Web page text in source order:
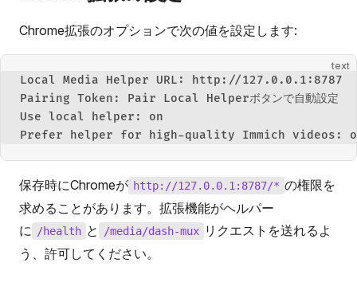
Chrome拡張のオプションで次の値を設定します:
text
Local Media Helper URL: http://127.0.0.1:8787
Pairing Token: Pair Local Helperボタンで自動設定
Use local helper: on
Prefer helper for high-quality Immich videos:
保存時にChromeが http://127.0.0.1:8787/* の権限を
求めることがあります。拡張機能がヘルパー
に /health と /media/dash-mux リクエストを送れるよ
う、許可してください。